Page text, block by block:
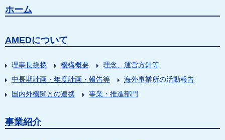
ホーム
AMEDについて
理事長挨拶 機構概要
理念、運営方針等
中長期計画・年度計画・報告等
海外事業所の活動報告
国内外機関との連携
事業・推進部門
事業紹介